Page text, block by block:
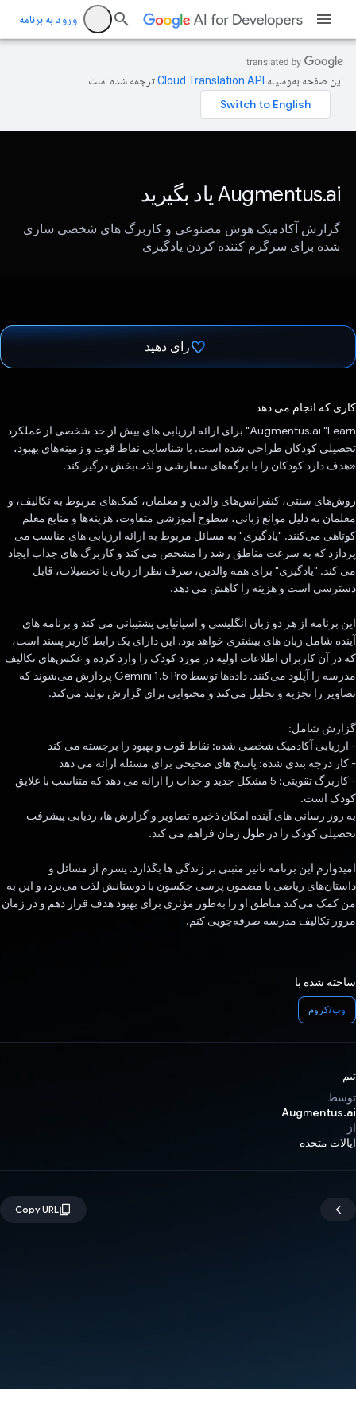
ورود به برنامه
این صفحه به‌وسیله ترجمه شده است.
Augmentus.ai یاد بگیرید
گزارش آکادمیک هوش مصنوعی و کاربرگ های شخصی سازی
شده برای سرگرم کننده کردن یادگیری
رای دهید
کاری که انجام می دهد
Augmentus.ai "Learn" برای ارائه ارزیابی های بیش از حد شخصی از عملکرد
تحصیلی کودکان طراحی شده است. با شناسایی نقاط قوت و زمینه‌های بهبود،
«هدف دارد کودکان را با برگه‌های سفارشی و لذت‌بخش درگیر کند.
روش‌های سنتی، کنفرانس‌های والدین و معلمان، کمک‌های مربوط به تکالیف، و
معلمان به دلیل موانع زبانی، سطوح آموزشی متفاوت، هزینه‌ها و منابع معلم
کوتاهی می‌کنند. "یادگیری" به مسائل مربوط به ارائه ارزیابی های مناسب می
پردازد که به سرعت مناطق رشد را مشخص می کند و کاربرگ های جذاب ایجاد
می کند. "یادگیری" برای همه والدین، صرف نظر از زبان یا تحصیلات، قابل
دسترسی است و هزینه را کاهش می دهد.
این برنامه از هر دو زبان انگلیسی و اسپانیایی پشتیبانی می کند و برنامه های
آینده شامل زبان های بیشتری خواهد بود. این دارای یک رابط کاربر پسند است،
که در آن کاربران اطلاعات اولیه در مورد کودک را وارد کرده و عکس‌های تکالیف
مدرسه را آپلود می‌کنند. داده‌ها توسط Gemini 1.5 Pro پردازش می‌شوند که
تصاویر را تجزیه و تحلیل می‌کند و محتوایی برای گزارش تولید می‌کند.
گزارش شامل:
- ارزیابی آکادمیک شخصی شده: نقاط قوت و بهبود را برجسته می کند
- کار درجه بندی شده: پاسخ های صحیحی برای مسئله ارائه می دهد
- کاربرگ تقویتی: 5 مشکل جدید و جذاب را ارائه می دهد که متناسب با علایق
کودک است.
به روز رسانی های آینده امکان ذخیره تصاویر و گزارش ها، ردیابی پیشرفت
تحصیلی کودک را در طول زمان فراهم می کند.
امیدوارم این برنامه تاثیر مثبتی بر زندگی ها بگذارد. پسرم از مسائل و
داستان‌های ریاضی با مضمون پرسی جکسون با دوستانش لذت می‌برد، و این به
من کمک می‌کند مناطق او را به‌طور مؤثری برای بهبود هدف قرار دهم و در زمان
مرور تکالیف مدرسه صرفه‌جویی کنم.
ساخته شده با
وب/کروم
تیم
توسط
Augmentus.ai
از
ایالات متحده